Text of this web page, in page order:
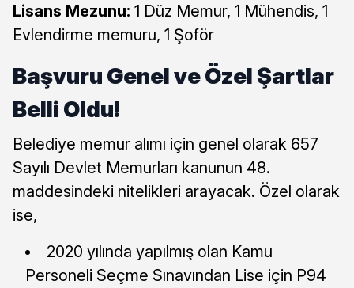
Lisans Mezunu: 1 Düz Memur, 1 Mühendis, 1
Evlendirme memuru, 1 Şoför
Başvuru Genel ve Özel Şartlar
Belli Oldu!
Belediye memur alımı için genel olarak 657
Sayılı Devlet Memurları kanunun 48.
maddesindeki nitelikleri arayacak. Özel olarak
ise,
2020 yılında yapılmış olan Kamu
Personeli Seçme Sınavından Lise için P94